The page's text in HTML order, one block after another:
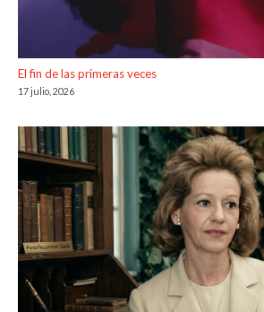
El fin de las primeras veces
17 julio, 2026